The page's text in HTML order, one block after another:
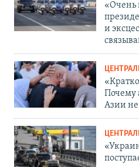
«Очень
и
Почему
Азии не